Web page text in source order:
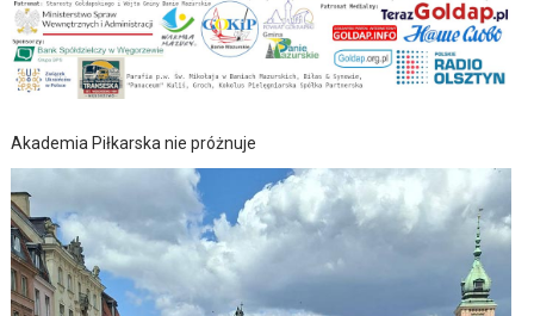
Akademia Piłkarska nie próżnuje